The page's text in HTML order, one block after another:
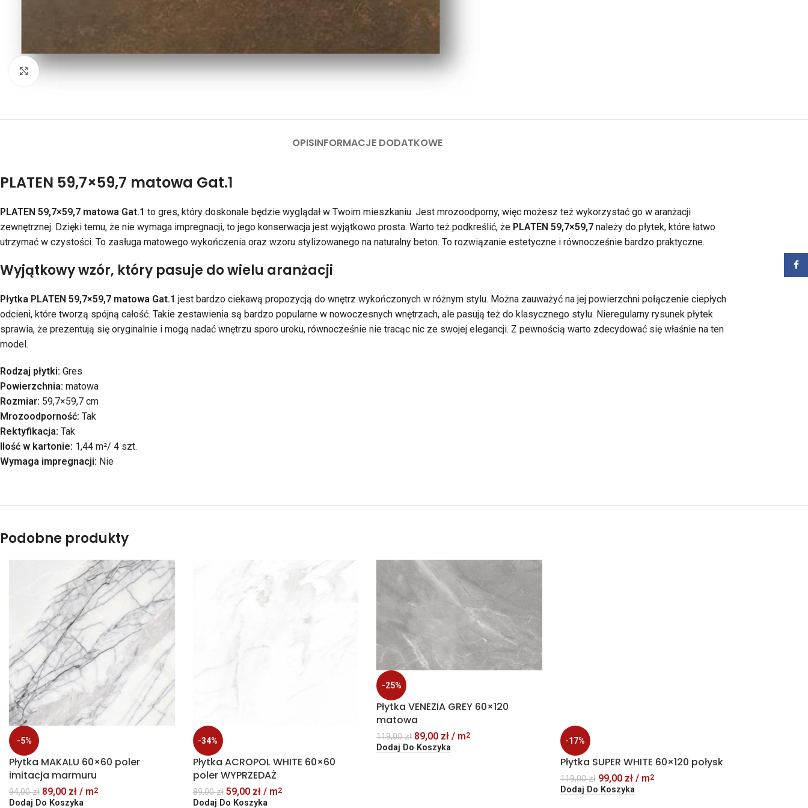
Kliknij aby powiększyć
OPISINFORMACJE DODATKOWE
PLATEN 59,7×59,7 matowa Gat.1
PLATEN 59,7×59,7 matowa Gat.1 to gres, który doskonale będzie wyglądał w Twoim mieszkaniu. Jest mrozoodporny, więc możesz też wykorzystać go w aranżacji
zewnętrznej. Dzięki temu, że nie wymaga impregnacji, to jego konserwacja jest wyjątkowo prosta. Warto też podkreślić, że PLATEN 59,7×59,7 należy do płytek, które łatwo
utrzymać w czystości. To zasługa matowego wykończenia oraz wzoru stylizowanego na naturalny beton. To rozwiązanie estetyczne i równocześnie bardzo praktyczne.
Wyjątkowy wzór, który pasuje do wielu aranżacji
Płytka PLATEN 59,7×59,7 matowa Gat.1 jest bardzo ciekawą propozycją do wnętrz wykończonych w różnym stylu. Można zauważyć na jej powierzchni połączenie ciepłych
odcieni, które tworzą spójną całość. Takie zestawienia są bardzo popularne w nowoczesnych wnętrzach, ale pasują też do klasycznego stylu. Nieregularny rysunek płytek
sprawia, że prezentują się oryginalnie i mogą nadać wnętrzu sporo uroku, równocześnie nie tracąc nic ze swojej elegancji. Z pewnością warto zdecydować się właśnie na ten
model.
Rodzaj płytki: Gres
Powierzchnia: matowa
Rozmiar: 59,7×59,7 cm
Mrozoodporność: Tak
Rektyfikacja: Tak
Ilość w kartonie: 1,44 m²/ 4 szt.
Wymaga impregnacji: Nie
Podobne produkty
-5%
Płytka MAKALU 60×60 poler
imitacja marmuru
94,00zł 89,00 zł / m2
Dodaj Do Koszyka
-34%
Płytka ACROPOL WHITE 60×60
poler WYPRZEDAŻ
89,00zł 59,00 zł / m2
Dodaj Do Koszyka
-25%
Płytka VENEZIA GREY 60×120
matowa
119,00zł 89,00 zł / m2
Dodaj Do Koszyka
-17%
Płytka SUPER WHITE 60×120 połysk
119,00zł 99,00 zł / m2
Dodaj Do Koszyka